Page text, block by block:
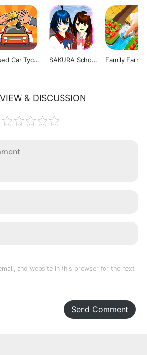
Used Car Tycoon Game SAKURA School Simulator
& DISCUSSION
and website in this browser for the next
Send Comment